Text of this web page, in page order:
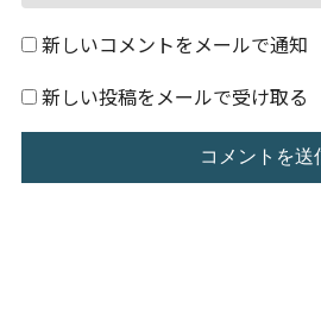
新しいコメントをメールで通知
新しい投稿をメールで受け取る